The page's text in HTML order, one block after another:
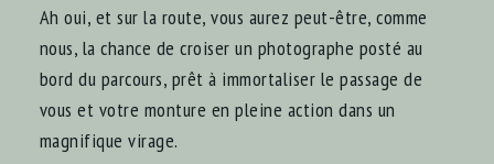
Ah oui, et sur la route, vous aurez peut-être, comme
nous, la chance de croiser un photographe posté au
bord du parcours, prêt à immortaliser le passage de
vous et votre monture en pleine action dans un
magnifique virage.